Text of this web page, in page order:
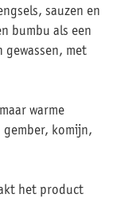
sauzen en
bumbu als een
gewassen, met
warme
komijn,
het product